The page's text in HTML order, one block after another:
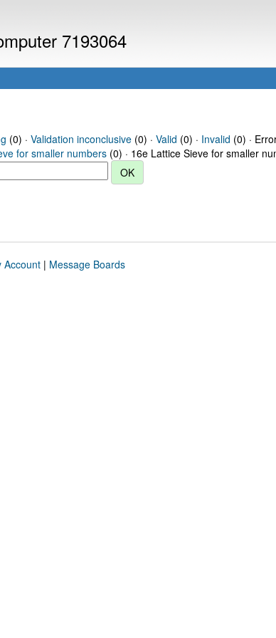
7193064
(0) · Validation inconclusive(0) · Valid (0) · Invalid (0) ·
for smaller numbers (0) · 16e Lattice Sieve for smaller
Account| Message Boards